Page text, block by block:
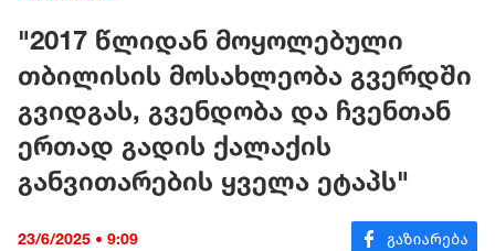
"2017 წლიდან მოყოლებული
თბილისის მოსახლეობა გვერდში
გვიდგას, გვენდობა და ჩვენთან
ერთად გადის ქალაქის
განვითარების ყველა ეტაპს"
23/6/2025 • 9:09